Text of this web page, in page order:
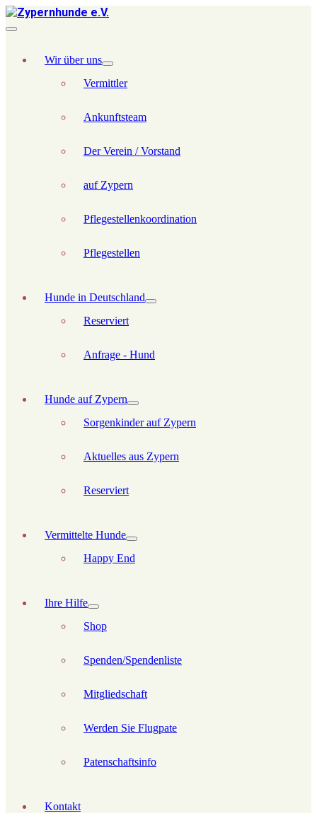
Wir über uns
Vermittler
Ankunftsteam
Der Verein / Vorstand
auf Zypern
Pflegestellenkoordination
Pflegestellen
Hunde in Deutschland
Reserviert
Anfrage - Hund
Hunde auf Zypern
Sorgenkinder auf Zypern
Aktuelles aus Zypern
Reserviert
Vermittelte Hunde
Happy End
Ihre Hilfe
Shop
Spenden/Spendenliste
Mitgliedschaft
Werden Sie Flugpate
Patenschaftsinfo
Kontakt